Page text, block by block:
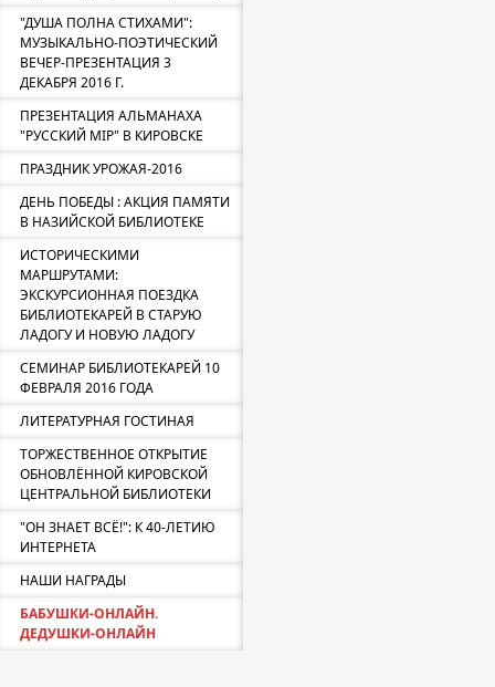
"ДУША ПОЛНА СТИХАМИ":
МУЗЫКАЛЬНО-ПОЭТИЧЕСКИЙ
ВЕЧЕР-ПРЕЗЕНТАЦИЯ 3
ДЕКАБРЯ 2016 Г.
ПРЕЗЕНТАЦИЯ АЛЬМАНАХА
"РУССКИЙ МIР" В КИРОВСКЕ
ПРАЗДНИК УРОЖАЯ-2016
ДЕНЬ ПОБЕДЫ : АКЦИЯ ПАМЯТИ
В НАЗИЙСКОЙ БИБЛИОТЕКЕ
ИСТОРИЧЕСКИМИ
МАРШРУТАМИ:
ЭКСКУРСИОННАЯ ПОЕЗДКА
БИБЛИОТЕКАРЕЙ В СТАРУЮ
ЛАДОГУ И НОВУЮ ЛАДОГУ
СЕМИНАР БИБЛИОТЕКАРЕЙ 10
ФЕВРАЛЯ 2016 ГОДА
ЛИТЕРАТУРНАЯ ГОСТИНАЯ
ТОРЖЕСТВЕННОЕ ОТКРЫТИЕ
ОБНОВЛЁННОЙ КИРОВСКОЙ
ЦЕНТРАЛЬНОЙ БИБЛИОТЕКИ
"ОН ЗНАЕТ ВСЁ!": К 40-ЛЕТИЮ
ИНТЕРНЕТА
НАШИ НАГРАДЫ
БАБУШКИ-ОНЛАЙН.
ДЕДУШКИ-ОНЛАЙН